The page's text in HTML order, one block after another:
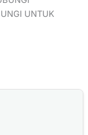
UNTUK